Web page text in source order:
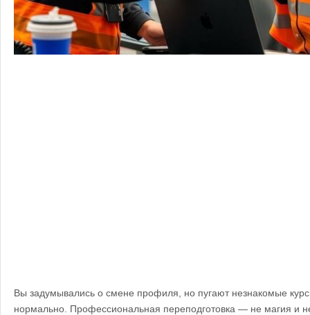
Вы задумывались о смене профиля, но пугают незнакомые
нормально. Профессиональная переподготовка — не магия и